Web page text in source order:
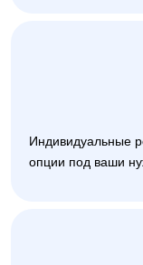
Индивидуальные
опции под ваши